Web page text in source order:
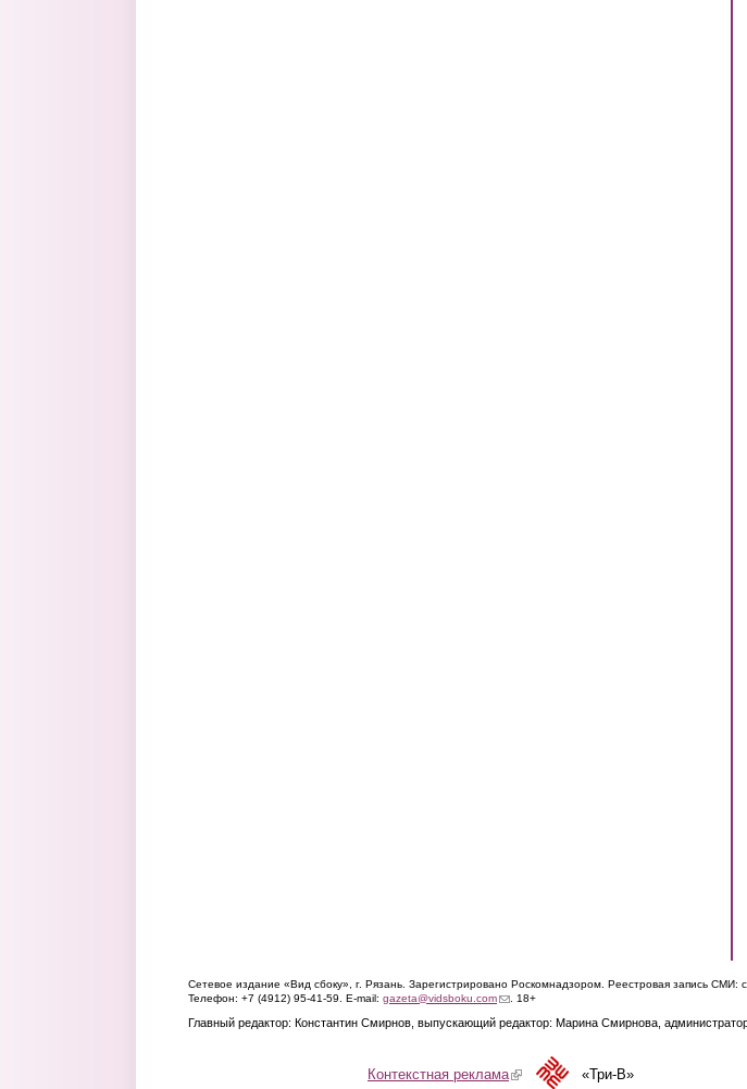
Сетевое издание «Вид сбоку», г. Рязань. Зарегистрировано Роскомнадзором. Реестровая запись СМИ:
Телефон: +7 (4912) 95-41-59. E-mail: gazeta@vidsboku.com(link sends e-mail)
. 18+
Главный редактор: Константин Смирнов, выпускающий редактор: Марина Смирнова,
Контекстная реклама(link is external)«Три-В»